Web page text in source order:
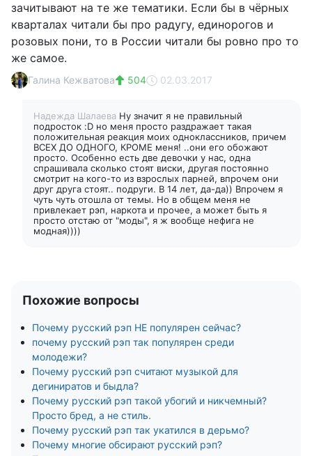
зачитывают на те же тематики. Если бы в чёрных
кварталах читали бы про радугу, единорогов и
розовых пони, то в России читали бы ровно про то
же самое.
Галина Кежватова 504 02.03.2017
Надежда Шалаева Ну значит я не правильный
подросток :D но меня просто раздражает такая
положительная реакция моих одноклассников, причем
ВСЕХ ДО ОДНОГО, КРОМЕ меня! ..они его обожают
просто. Особенно есть две девочки у нас, одна
спрашивала сколько стоят виски, другая постоянно
смотрит на кого-то из взрослых парней, впрочем они
друг друга стоят.. подруги. В 14 лет, да-да)) Впрочем я
чуть чуть отошла от темы. Но в общем меня не
привлекает рэп, наркота и прочее, а может быть я
просто отстаю от "моды", я ж вообще нефига не
модная))))
Похожие вопросы
Почему русский рэп НЕ популярен сейчас?
почему русский рэп так популярен среди
молодежи?
Почему русский рэп считают музыкой для
дегиниратов и быдла?
Почему русский рэп такой убогий и никчемный?
Просто бред, а не стиль.
Почему русский рэп так укатился в дерьмо?
Почему многие обсирают русский рэп?